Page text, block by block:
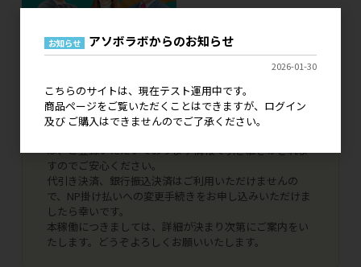
現在、こちらのサイトはテスト運用中です。
ログイン 及び ご購入はできませんので、ご了承くださ
い。
は、ご登録いただいております情報で引き継ぎがされま
すのでご安心ください。
代引き決済、銀行振込決済はご利用いただけませんの
で、NP掛け払いへの変更手続きをお申し込みいただけま
したら幸いです。
本稼働につきましては、詳細が決まり次第にご案内をい
たします。どうぞよろしくお願いいたします。
お知らせ アソボラボからのお知らせ
2026-01-30
こちらのサイトは、現在テスト運用中です。
商品ページをご覧いただくことはできますが、ログイン
及び ご購入はできませんのでご了承ください。